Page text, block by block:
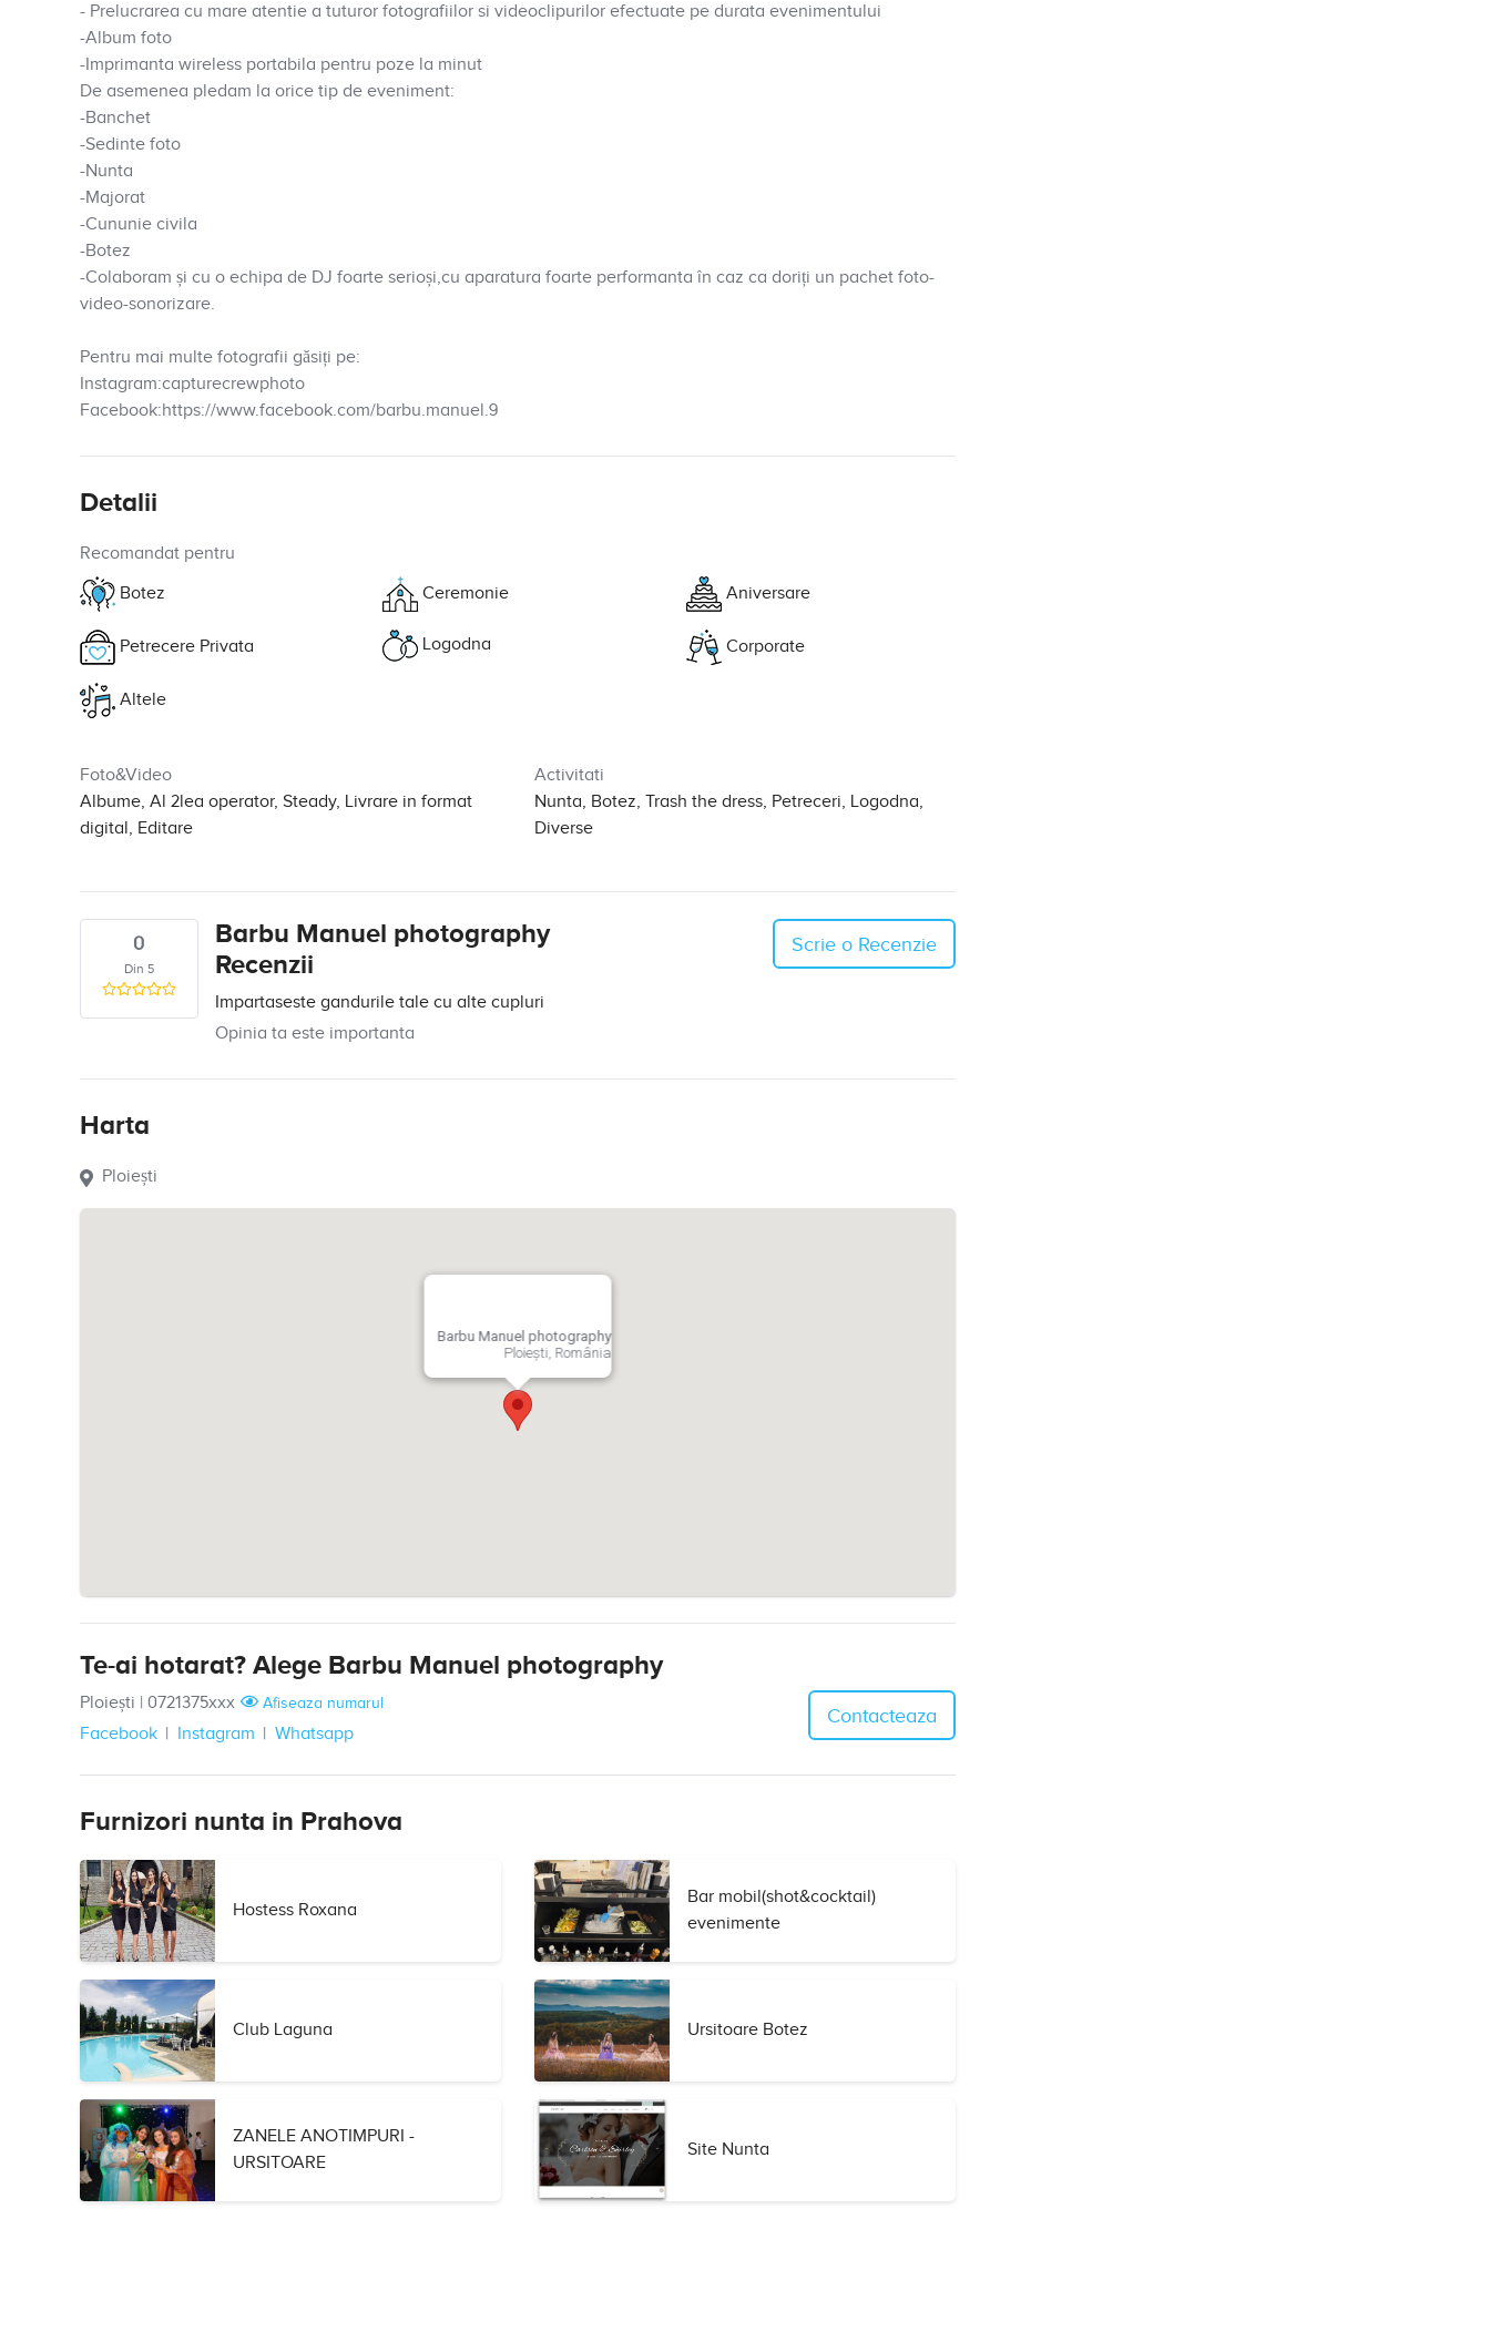
- Prelucrarea cu mare atentie a tuturor fotografiilor si videoclipurilor efectuate pe durata evenimentului
-Album foto
-Imprimanta wireless portabila pentru poze la minut
De asemenea pledam la orice tip de eveniment:
-Banchet
-Sedinte foto
-Nunta
-Majorat
-Cununie civila
-Botez
-Colaboram și cu o echipa de DJ foarte serioși,cu aparatura foarte performanta în caz ca doriți un pachet foto-
video-sonorizare.
Pentru mai multe fotografii găsiți pe:
Instagram:capturecrewphoto
Facebook:https://www.facebook.com/barbu.manuel.9
Detalii
Recomandat pentru
Botez
Ceremonie Aniversare
Petrecere Privata Logodna Corporate
Altele
Foto&Video
Albume, Al 2lea operator, Steady, Livrare in format
digital, Editare
Activitati
Nunta, Botez, Trash the dress, Petreceri, Logodna,
Diverse
0
Din 5
Barbu Manuel photography
Recenzii
Impartaseste gandurile tale cu alte cupluri
Opinia ta este importanta
Scrie o Recenzie
Harta
Ploiești
Barbu Manuel photography
Ploiești, România
Te-ai hotarat? Alege Barbu Manuel photography
Ploiești | 0721375xxx Afiseaza numarul
Facebook Instagram Whatsapp
Contacteaza
Furnizori nunta in Prahova
Hostess Roxana
Bar mobil(shot&cocktail)
evenimente
Club Laguna Ursitoare Botez
ZANELE ANOTIMPURI -
URSITOARE
Site Nunta